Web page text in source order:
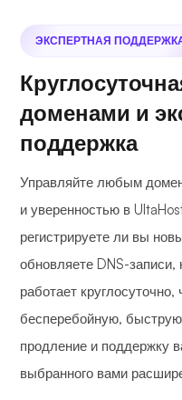
ЭКСПЕРТНАЯ
доменами и
поддержка
Управляйте любым
и уверенностью в
регистрируете ли вы
обновляете DNS-
работает
бесперебойную,
продление и поддержку
выбранного вами